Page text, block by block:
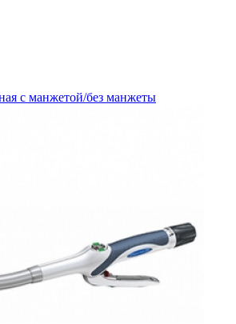
с манжетой/без манжеты